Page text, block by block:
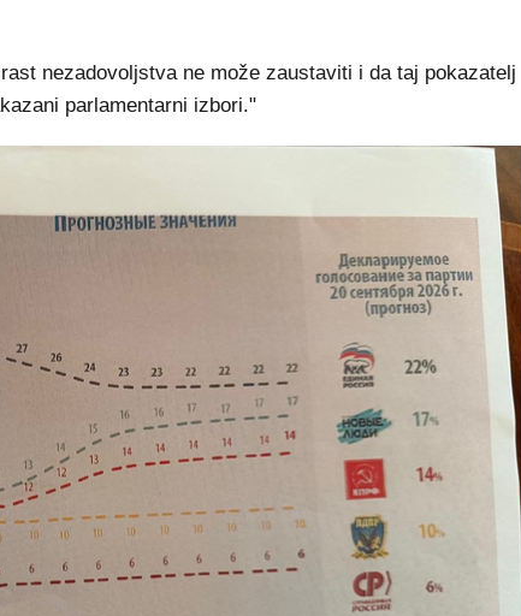
nezadovoljstva ne može zaustaviti i da taj pokazatelj
parlamentarni izbori."